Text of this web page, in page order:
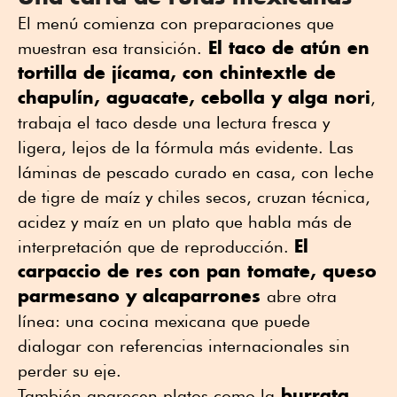
El menú comienza con preparaciones que
muestran esa transición. El taco de atún en
tortilla de jícama, con chintextle de
chapulín, aguacate, cebolla y alga nori,
trabaja el taco desde una lectura fresca y
ligera, lejos de la fórmula más evidente. Las
láminas de pescado curado en casa, con leche
de tigre de maíz y chiles secos, cruzan técnica,
acidez y maíz en un plato que habla más de
interpretación que de reproducción. El
carpaccio de res con pan tomate, queso
parmesano y alcaparrones abre otra
línea: una cocina mexicana que puede
dialogar con referencias internacionales sin
perder su eje.